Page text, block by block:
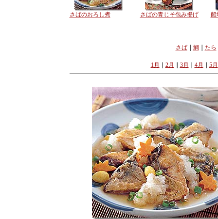
さばのおろし煮 さばの青じそ包み揚げ 船
さば｜ 鯛 たら
1月 2月 3月 4月 5月